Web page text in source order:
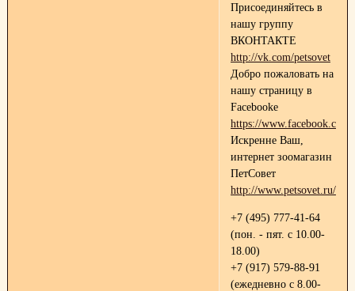
Присоединяйтесь в
нашу группу
ВКОНТАКТЕ
http://vk.com/petsovet
Добро пожаловать на
нашу страницу в
Facebooke
https://
Искренне Ваш,
интернет зоомагазин
ПетСовет
http://www.petsovet.ru/
+7 (495) 777-41-64
(пон. - пят. с 10.00-
18.00)
+7 (917) 579-88-91
(ежедневно с 8.00-